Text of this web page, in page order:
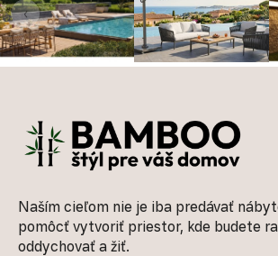
‹
Naším cieľom nie je iba predávať
pomôcť vytvoriť priestor, kde budete
oddychovať a žiť.